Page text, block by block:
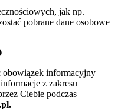
jak np.
pobrane dane osobowe
obowiązek informacyjny
z zakresu
Ciebie podczas